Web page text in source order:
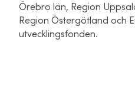
Örebro län, Region
Region Östergötland och
utvecklingsfonden.